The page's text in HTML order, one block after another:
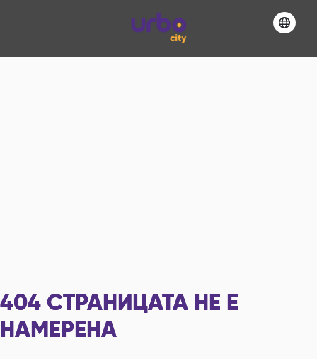
404 СТРАНИЦАТА НЕ Е
НАМЕРЕНА